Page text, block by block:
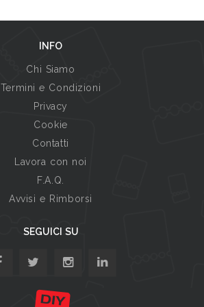
INFO
Chi Siamo
Termini e Condizioni
Privacy
Cookie
Contatti
Lavora con noi
F.A.Q.
Avvisi e Rimborsi
SEGUICI SU